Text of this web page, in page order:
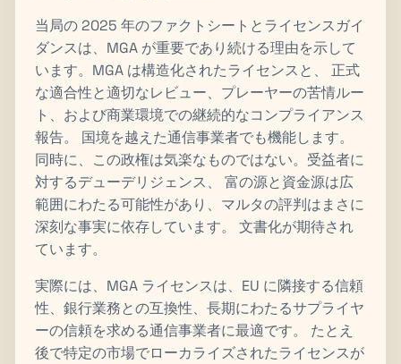
当局の 2025 年のファクトシートとライセンスガイ
ダンスは、MGA が重要であり続ける理由を示して
います。MGA は構造化されたライセンスと、 正式
な適合性と適切なレビュー、プレーヤーの苦情ルー
ト、および商業環境での継続的なコンプライアンス
報告。 国境を越えた通信事業者でも機能します。
同時に、この政権は気楽なものではない。受益者に
対するデューデリジェンス、 富の源と資金源は広
範囲にわたる可能性があり、マルタの評判はまさに
深刻な事実に依存しています。 文書化が期待され
ています。
実際には、MGA ライセンスは、EU に隣接する信頼
性、銀行業務との互換性、長期にわたるサプライヤ
ーの信頼を求める通信事業者に最適です。 たとえ
後で特定の市場でローカライズされたライセンスが